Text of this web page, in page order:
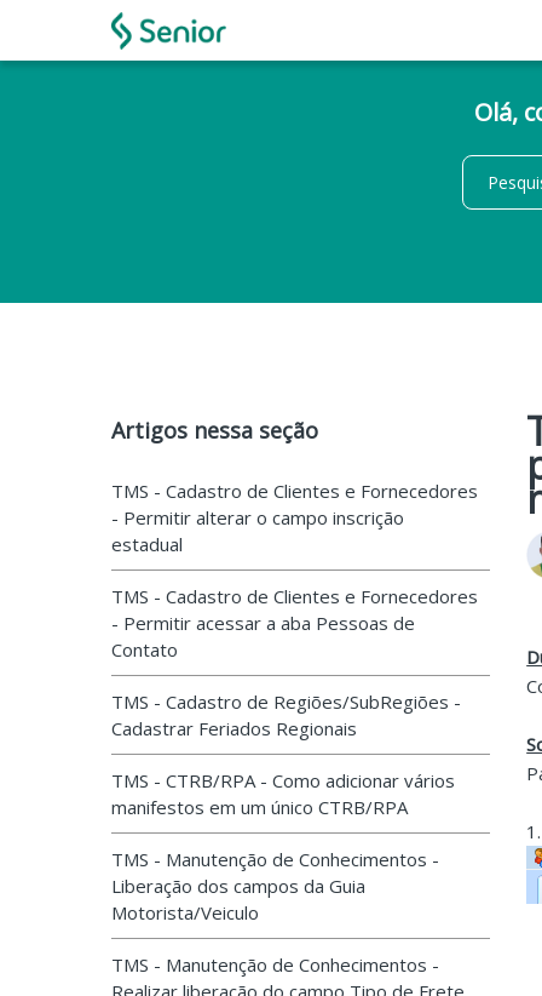
Olá,
Artigos nessa seção
TMS - Cadastro de Clientes e Fornecedores
- Permitir alterar o campo inscrição
estadual
TMS - Cadastro de Clientes e Fornecedores
- Permitir acessar a aba Pessoas de
Contato
TMS - Cadastro de Regiões/SubRegiões -
Cadastrar Feriados Regionais
TMS - CTRB/RPA - Como adicionar vários
manifestos em um único CTRB/RPA
TMS - Manutenção de Conhecimentos -
Liberação dos campos da Guia
Motorista/Veiculo
TMS - Manutenção de Conhecimentos -
Realizar liberação do campo Tipo de Frete